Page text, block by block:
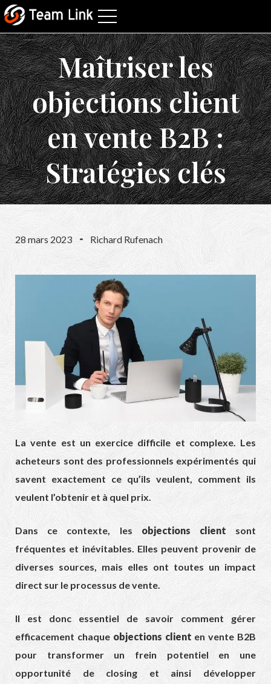
Maîtriser les
objections client
en vente B2B :
Stratégies clés
28 mars 2023 Richard Rufenach
La vente est un exercice difficile et complexe. Les
acheteurs sont des professionnels expérimentés qui
savent exactement ce qu’ils veulent, comment ils
veulent l’obtenir et à quel prix.
Dans ce contexte, les objections client sont
fréquentes et inévitables. Elles peuvent provenir de
diverses sources, mais elles ont toutes un impact
direct sur le processus de vente.
Il est donc essentiel de savoir comment gérer
efficacement chaque objections client en vente B2B
pour transformer un frein potentiel en une
opportunité de closing et ainsi développer